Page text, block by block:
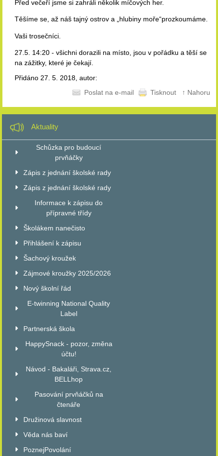
Před večeří jsme si zahráli několik míčových her.
Těšíme se, až náš tajný ostrov a „hlubiny moře“prozkoumáme.
Vaši trosečníci.
27.5. 14:20 - všichni dorazili na místo, jsou v pořádku a těší se
na zážitky, které je čekají.
Přidáno 27. 5. 2018, autor:
Poslat na e-mail
Tisknout ↑ Nahoru
Aktuality
Schůzka pro budoucí
prvňáčky
Zápis z jednání školské rady
Zápis z jednání školské rady
Informace k zápisu do
přípravné třídy
Školákem nanečisto
Přihlášení k zápisu
Šachový kroužek
Zájmové kroužky 2025/2026
Nový školní řád
E-twinning National Quality
Label
Partnerská škola
HappySnack - pozor, změna
účtu!
Návod - Bakaláři, Strava.cz,
BELLhop
Pasování prvňáčků na
čtenáře
Družinová slavnost
Věda nás baví
PoznejPovolání